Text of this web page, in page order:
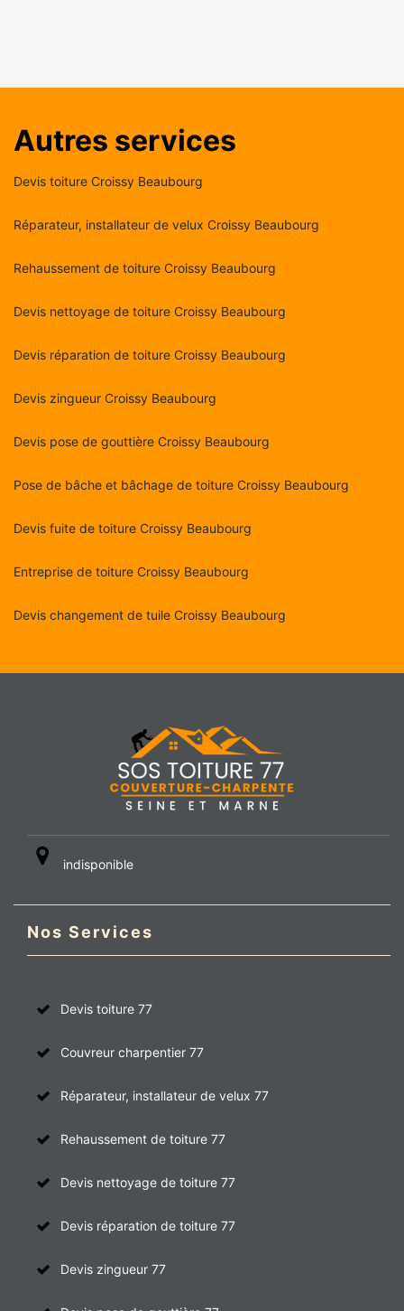
Autres services
Devis toiture Croissy Beaubourg
Réparateur, installateur de velux Croissy Beaubourg
Rehaussement de toiture Croissy Beaubourg
Devis nettoyage de toiture Croissy Beaubourg
Devis réparation de toiture Croissy Beaubourg
Devis zingueur Croissy Beaubourg
Devis pose de gouttière Croissy Beaubourg
Pose de bâche et bâchage de toiture Croissy Beaubourg
Devis fuite de toiture Croissy Beaubourg
Entreprise de toiture Croissy Beaubourg
Devis changement de tuile Croissy Beaubourg
indisponible
Nos Services
Devis toiture 77
Couvreur charpentier 77
Réparateur, installateur de velux 77
Rehaussement de toiture 77
Devis nettoyage de toiture 77
Devis réparation de toiture 77
Devis zingueur 77